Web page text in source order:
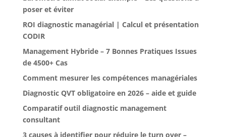
poser et éviter
ROI diagnostic managérial | Calcul et présentation
CODIR
Management Hybride – 7 Bonnes Pratiques Issues
de 4500+ Cas
Comment mesurer les compétences managériales
Diagnostic QVT obligatoire en 2026 – aide et guide
Comparatif outil diagnostic management
consultant
3 causes à identifier pour réduire le turn over –